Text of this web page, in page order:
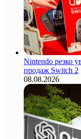
Nintendo резко
продаж Switch 2
08.08.2026